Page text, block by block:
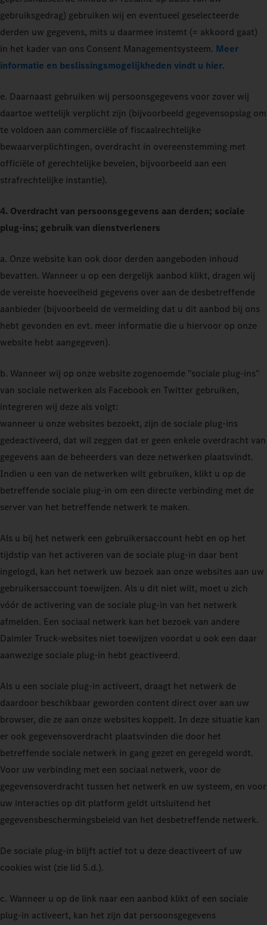
gebruiksgedrag) gebruiken wij en eventueel geselecteerde
derden uw gegevens, mits u daarmee instemt (= akkoord gaat)
in het kader van ons Consent Managementsysteem. Meer
informatie en beslissingsmogelijkheden vindt u hier.
e. Daarnaast gebruiken wij persoonsgegevens voor zover wij
daartoe wettelijk verplicht zijn (bijvoorbeeld gegevensopslag om
te voldoen aan commerciële of fiscaalrechtelijke
bewaarverplichtingen, overdracht in overeenstemming met
officiële of gerechtelijke bevelen, bijvoorbeeld aan een
strafrechtelijke instantie).
4. Overdracht van persoonsgegevens aan derden; sociale
plug-ins; gebruik van dienstverleners
a. Onze website kan ook door derden aangeboden inhoud
bevatten. Wanneer u op een dergelijk aanbod klikt, dragen wij
de vereiste hoeveelheid gegevens over aan de desbetreffende
aanbieder (bijvoorbeeld de vermelding dat u dit aanbod bij ons
hebt gevonden en evt. meer informatie die u hiervoor op onze
website hebt aangegeven).
b. Wanneer wij op onze website zogenoemde "sociale plug-ins"
van sociale netwerken als Facebook en Twitter gebruiken,
integreren wij deze als volgt:
wanneer u onze websites bezoekt, zijn de sociale plug-ins
gedeactiveerd, dat wil zeggen dat er geen enkele overdracht van
gegevens aan de beheerders van deze netwerken plaatsvindt.
Indien u een van de netwerken wilt gebruiken, klikt u op de
betreffende sociale plug-in om een directe verbinding met de
server van het betreffende netwerk te maken.
Als u bij het netwerk een gebruikersaccount hebt en op het
tijdstip van het activeren van de sociale plug-in daar bent
ingelogd, kan het netwerk uw bezoek aan onze websites aan uw
gebruikersaccount toewijzen. Als u dit niet wilt, moet u zich
vóór de activering van de sociale plug-in van het netwerk
afmelden. Een sociaal netwerk kan het bezoek van andere
Daimler Truck-websites niet toewijzen voordat u ook een daar
aanwezige sociale plug-in hebt geactiveerd.
Als u een sociale plug-in activeert, draagt het netwerk de
daardoor beschikbaar geworden content direct over aan uw
browser, die ze aan onze websites koppelt. In deze situatie kan
er ook gegevensoverdracht plaatsvinden die door het
betreffende sociale netwerk in gang gezet en geregeld wordt.
Voor uw verbinding met een sociaal netwerk, voor de
gegevensoverdracht tussen het netwerk en uw systeem, en voor
uw interacties op dit platform geldt uitsluitend het
gegevensbeschermingsbeleid van het desbetreffende netwerk.
De sociale plug-in blijft actief tot u deze deactiveert of uw
cookies wist (zie lid 5.d.).
c. Wanneer u op de link naar een aanbod klikt of een sociale
plug-in activeert, kan het zijn dat persoonsgegevens